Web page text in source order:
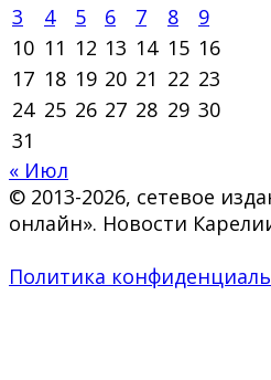
3
4 5 6 7 8
9
10 11 12 13 14 15 16
17 18 19 20 21 22 23
24 25 26 27 28 29 30
31
« Июл
© 2013-2026, сетевое
онлайн». Новости
Политика